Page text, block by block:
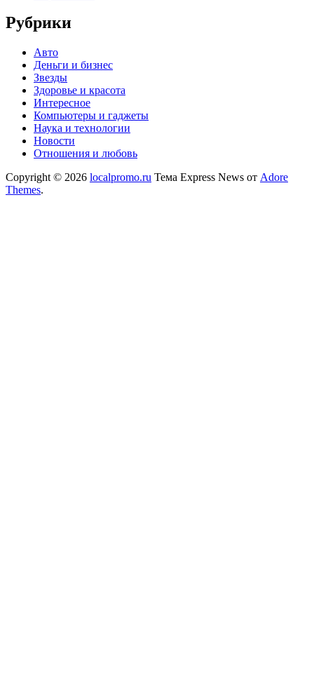
Рубрики
Авто
Деньги и бизнес
Звезды
Здоровье и красота
Интересное
Компьютеры и гаджеты
Наука и технологии
Новости
Отношения и любовь
Copyright © 2026 localpromo.ru Тема Express News от Adore
Themes.